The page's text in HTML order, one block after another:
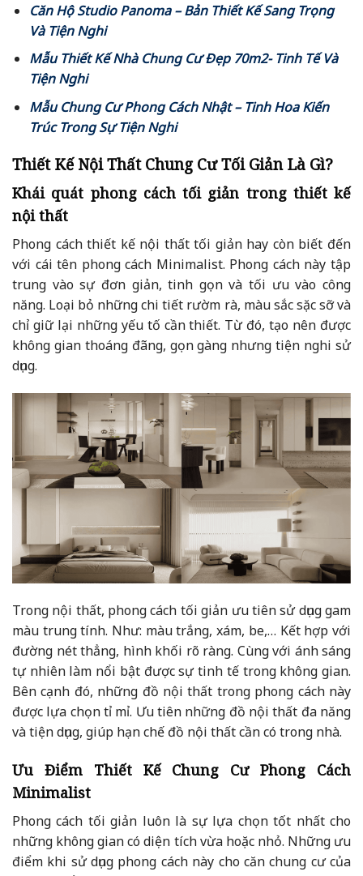
Căn Hộ Studio Panoma – Bản Thiết Kế Sang Trọng
Và Tiện Nghi
Mẫu Thiết Kế Nhà Chung Cư Đẹp 70m2- Tinh Tế Và
Tiện Nghi
Mẫu Chung Cư Phong Cách Nhật – Tinh Hoa Kiến
Trúc Trong Sự Tiện Nghi
Thiết Kế Nội Thất Chung Cư Tối Giản Là Gì?
Khái quát phong cách tối giản trong thiết kế
nội thất
Phong cách thiết kế nội thất tối giản hay còn biết đến
với cái tên phong cách Minimalist. Phong cách này tập
trung vào sự đơn giản, tinh gọn và tối ưu vào công
năng. Loại bỏ những chi tiết rườm rà, màu sắc sặc sỡ và
chỉ giữ lại những yếu tố cần thiết. Từ đó, tạo nên được
không gian thoáng đãng, gọn gàng nhưng tiện nghi sử
dụng.
Trong nội thất, phong cách tối giản ưu tiên sử dụng gam
màu trung tính. Như: màu trắng, xám, be,… Kết hợp với
đường nét thẳng, hình khối rõ ràng. Cùng với ánh sáng
tự nhiên làm nổi bật được sự tinh tế trong không gian.
Bên cạnh đó, những đồ nội thất trong phong cách này
được lựa chọn tỉ mỉ. Ưu tiên những đồ nội thất đa năng
và tiện dụng, giúp hạn chế đồ nội thất cần có trong nhà.
Ưu Điểm Thiết Kế Chung Cư Phong Cách
Minimalist
Phong cách tối giản luôn là sự lựa chọn tốt nhất cho
những không gian có diện tích vừa hoặc nhỏ. Những ưu
điểm khi sử dụng phong cách này cho căn chung cư của